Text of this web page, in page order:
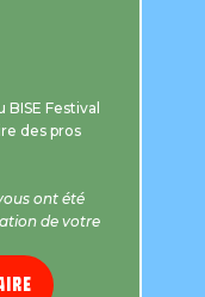
Festival
des pros
ont été
de votre